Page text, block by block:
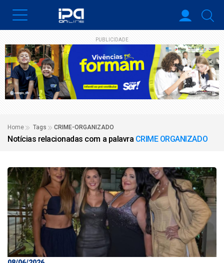
PUBLICIDADE
Home Tags CRIME-ORGANIZADO
Notícias relacionadas com a palavra CRIME ORGANIZADO